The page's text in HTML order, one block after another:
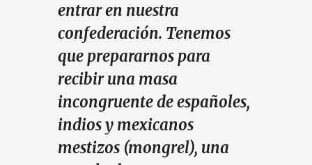
entrar en nuestra
confederación. Tenemos
que prepararnos para
recibir una masa
incongruente de españoles,
indios y mexicanos
mestizos (mongrel), una